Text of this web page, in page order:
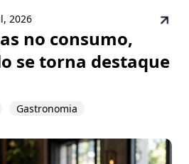
2026
no consumo,
se torna destaque
Gastronomia